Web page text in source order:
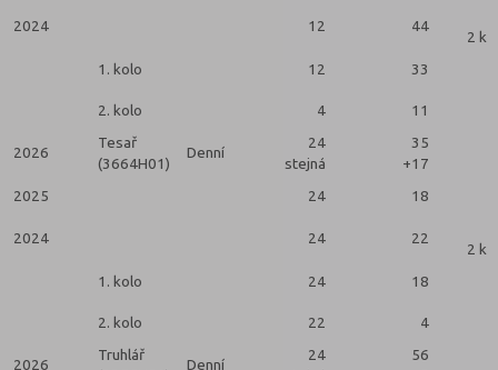
2024 12 44
2
1. kolo
12 33
2. kolo 4 11
2026
Tesař
(3664H01)
Denní
24
stejná
35
+17
2025
24 18
2024 24 22
2
1. kolo
24 18
2. kolo 22 4
2026
Truhlář
Denní
24
56